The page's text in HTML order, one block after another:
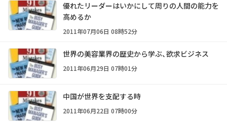
優れたリーダーはいかにして周りの人間の能力を
高めるか
2011年07月06日 08時52分
世界の美容業界の歴史から学ぶ、欲求ビジネス
2011年06月29日 07時01分
中国が世界を支配する時
2011年06月22日 07時00分